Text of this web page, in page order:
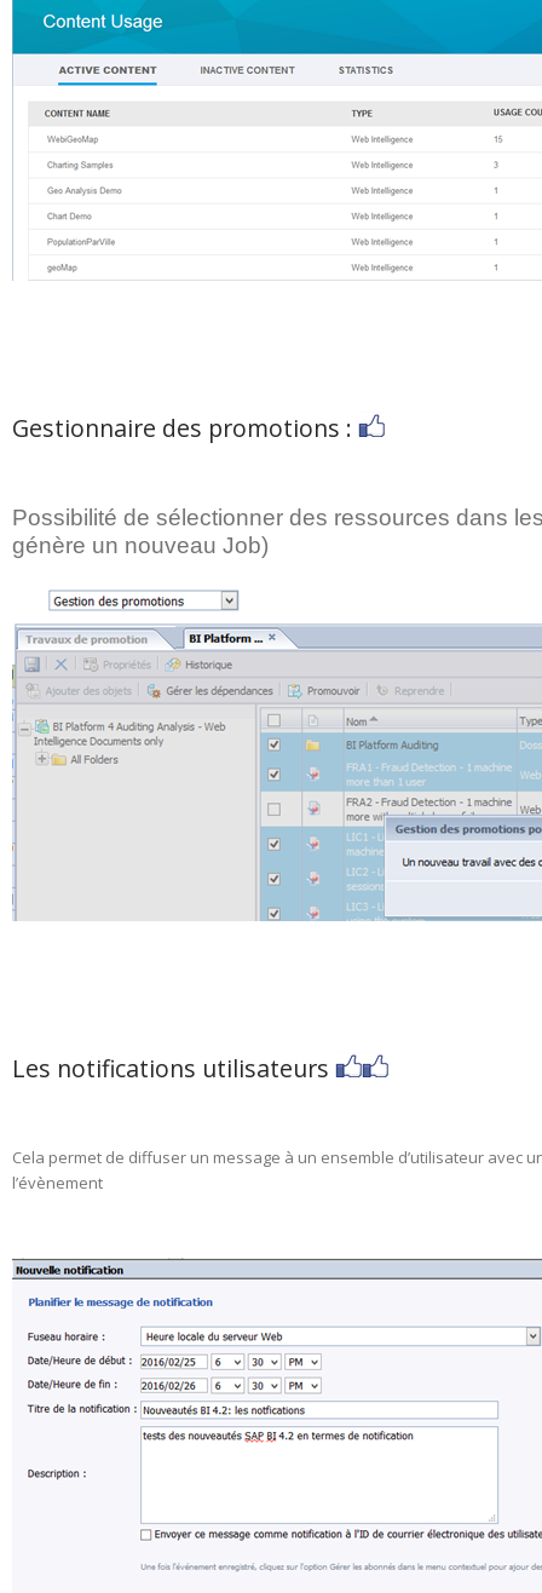
Gestionnaire des promotions :
Possibilité de sélectionner des ressources dans
génère un nouveau Job)
Les notifications utilisateurs
Cela permet de diffuser un message à un ensemble d’utilisateur avec
l’évènement